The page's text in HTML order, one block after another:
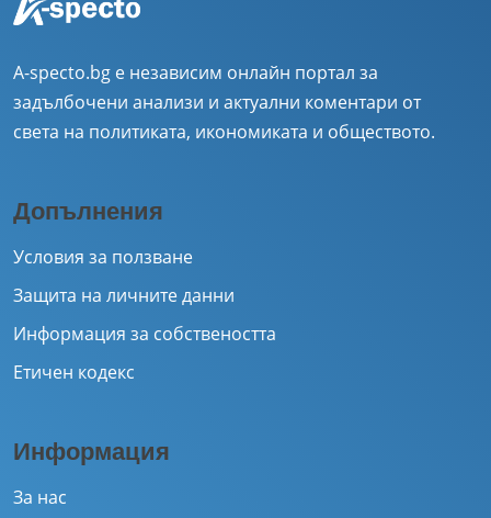
A-specto.bg е независим онлайн портал за
задълбочени анализи и актуални коментари от
света на политиката, икономиката и обществото.
Допълнения
Условия за ползване
Защита на личните данни
Информация за собствеността
Етичен кодекс
Информация
За нас